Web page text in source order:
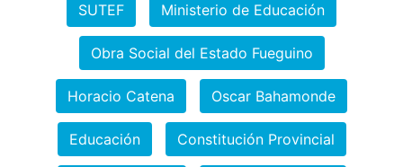
SUTEF Ministerio de Educación
Obra Social del Estado Fueguino
Horacio Catena Oscar Bahamonde
Educación Constitución Provincial